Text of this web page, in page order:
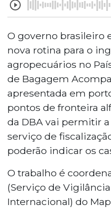
O governo brasileiro
nova rotina para o
agropecuários no
de Bagagem
apresentada em
pontos de fronteira
da DBA vai permitir
serviço de
poderão indicar os
O trabalho é
(Serviço de
Internacional) do